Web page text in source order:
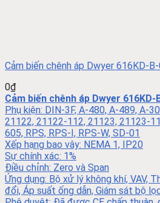
Cảm biến chênh áp Dwyer 616KD-
0₫
Cảm biến chênh áp Dwyer 616KD-
Phụ kiện: DIN-3F, A-480, A-489, A-
21122, 21122-112, 21123, 21123-
605, RPS, RPS-I, RPS-W, SD-01
Xếp hạng bao vây: NEMA 1, IP20
Sự chính xác: 1%
Điều chỉnh: Zero và Span
Ứng dụng: Bộ xử lý không khí, VAV,
đổi, Áp suất ống dẫn, Giám sát bộ